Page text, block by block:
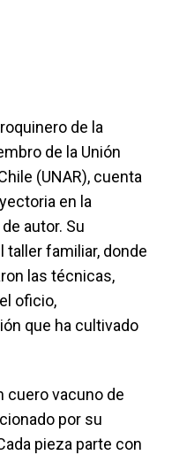
de la
de la Unión
(UNAR), cuenta
en la
autor. Su
familiar, donde
las técnicas,
oficio,
que ha cultivado
cuero vacuno de
por su
pieza parte con